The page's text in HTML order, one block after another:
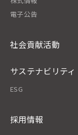
電子公告
社会貢献活動
サステナビリティ
ESG
採用情報